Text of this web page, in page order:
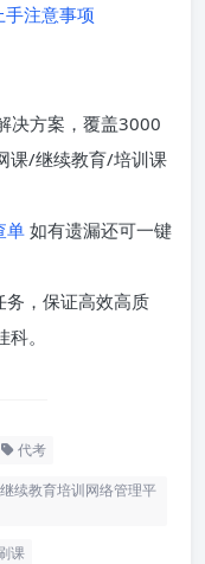
手注意事项
决方案，覆盖3000
课/继续教育/培训课
单 如有遗漏还可一键
务，保证高效高质
。
代考
续教育培训网络管理平
课